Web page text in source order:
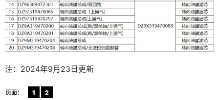
注：2024年9月23日更新
页面： 1 2